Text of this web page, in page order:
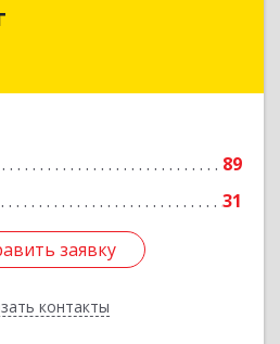
89
31
заявку
контакты
г, Смолячкова ул, дом
заявку
Назад